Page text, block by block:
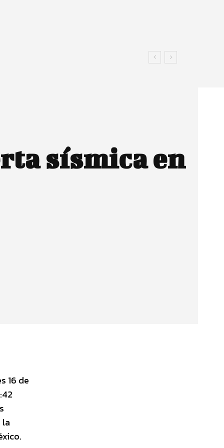
sísmica en
16 de